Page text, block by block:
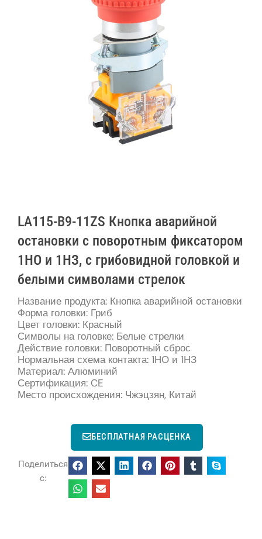
LA115-B9-11ZS Кнопка аварийной
остановки с поворотным фиксатором
1НО и 1НЗ, с грибовидной головкой и
белыми символами стрелок
Название продукта: Кнопка аварийной остановки
Форма головки: Гриб
Цвет головки: Красный
Символы на головке: Белые стрелки
Действие головки: Поворотный сброс
Нормальная схема контакта: 1НО и 1НЗ
Материал: Алюминий
Сертификация: CE
Место происхождения: Чжэцзян, Китай
БЕСПЛАТНАЯ РАСЦЕНКА
Поделиться
с: